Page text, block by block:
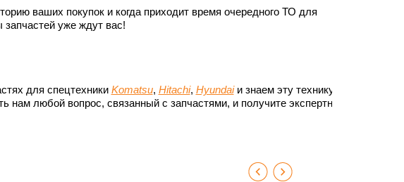
ваших покупок и когда приходит время очередного ТО для
уже ждут вас!
для спецтехники Komatsu, Hitachi, Hyundaiи знаем эту технику до
нам любой вопрос, связанный с запчастями, и получите экспертный